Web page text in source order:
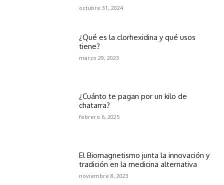
octubre 31, 2024
¿Qué es la clorhexidina y qué usos
tiene?
marzo 29, 2023
¿Cuánto te pagan por un kilo de
chatarra?
febrero 6, 2025
El Biomagnetismo junta la innovación y
tradición en la medicina alternativa
noviembre 8, 2023